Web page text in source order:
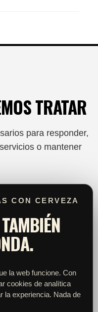
CON CERVEZA
la web funcione. Con
cookies de analítica
la experiencia. Nada de
TRATAR
para responder,
o mantener
email, idioma
fecha de
o cualquier